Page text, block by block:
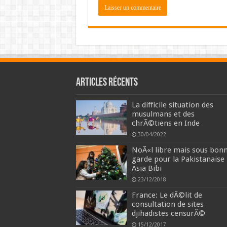
Articles récents
La difficile situation des
musulmans et des
chrÃ©tiens en Inde
30/04/2022
NoÃ«l libre mais sous
garde pour la Pakistanaise
Asia Bibi
23/12/2018
France: Le dÃ©lit de
consultation de sites
djihadistes censurÃ©
15/12/2017